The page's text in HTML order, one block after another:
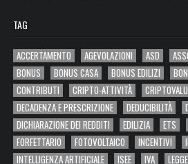
TAG
ACCERTAMENTO AGEVOLAZIONI ASD
BONUS
BONUS CASA BONUS EDILIZI
CONTRIBUTI
CRIPTO-ATTIVITÀ
DECADENZA E PRESCRIZIONE
DEDUCIBILITÀ
DICHIARAZIONE DEI REDDITI
EDILIZIA ETS
FORFETTARIO
FOTOVOLTAICO INCENTIVI
INTELLIGENZA ARTIFICIALE
ISEE IVA